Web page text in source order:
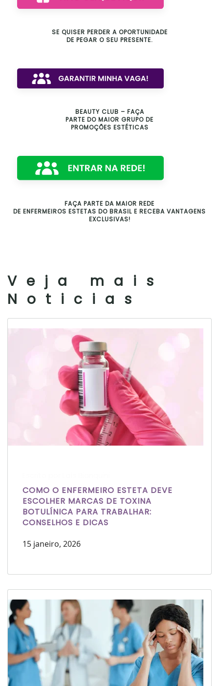
SE QUISER PERDER A OPORTUNIDADE
DE PEGAR O SEU PRESENTE.
BEAUTY CLUB – FAÇA
PARTE DO MAIOR GRUPO DE
PROMOÇÕES ESTÉTICAS
FAÇA PARTE DA MAIOR REDE
DE ENFERMEIROS ESTETAS DO BRASIL E RECEBA VANTAGENS
EXCLUSIVAS!
Veja mais
Noticias
COMO O ENFERMEIRO ESTETA DEVE
ESCOLHER MARCAS DE TOXINA
BOTULÍNICA PARA TRABALHAR:
CONSELHOS E DICAS
15 janeiro, 2026